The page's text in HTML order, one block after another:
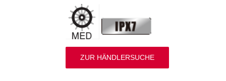
ZUR HÄNDLERSUCHE